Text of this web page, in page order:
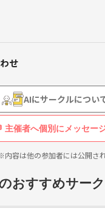
せ
AIにサークルについ
主催者へ個別にメッセー
内容は他の参加者には公開さ
おすすめサー